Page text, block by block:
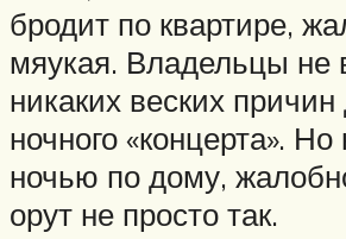
бродит по квартире,
мяукая. Владельцы не
никаких веских причин
ночного «концерта».
ночью по дому,
орут не просто так.